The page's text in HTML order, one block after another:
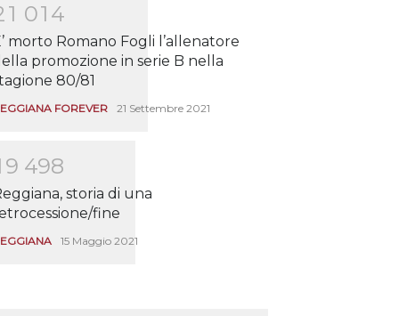
1 01 4
morto Romano Fogli l’allenatore
promozione in serie B nella
80/81
FOREVER 21 Settembre 2021
9 498
storia di una
fine
15 Maggio 2021